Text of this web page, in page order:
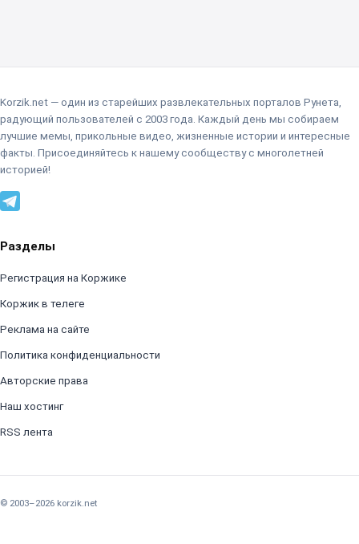
Korzik.net — один из старейших развлекательных порталов Рунета,
радующий пользователей с 2003 года. Каждый день мы собираем
лучшие мемы, прикольные видео, жизненные истории и интересные
факты. Присоединяйтесь к нашему сообществу с многолетней
историей!
Разделы
Регистрация на Коржике
Коржик в телеге
Реклама на сайте
Политика конфиденциальности
Авторские права
Наш хостинг
RSS лента
© 2003–2026 korzik.net